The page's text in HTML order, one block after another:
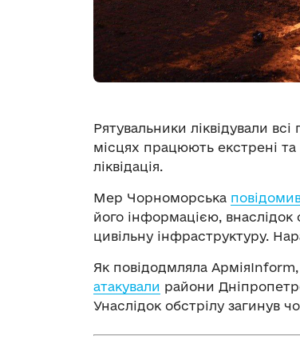
Рятувальники ліквідували
місцях працюють екстрені та
ліквідація.
Мер Чорноморська
його інформацією, внаслідок
цивільну інфраструктуру.
Як повідодмляла АрміяInform,
атакували райони
Унаслідок обстрілу загинув